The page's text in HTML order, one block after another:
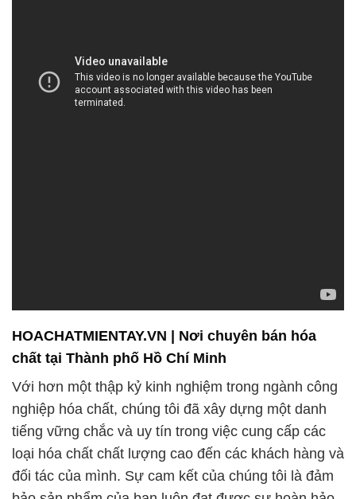
bảo sản phẩm của bạn luôn đạt được sự hoàn hảo
Chúng tôi cung cấp một loạt các sản phẩm hóa chất
đa dạng, từ hóa chất công nghiệp cơ bản cho sản
xuất, chế biến, đến các sản phẩm chất lượng cao
được sử dụng trong lĩnh vực y tế, thực phẩm và
động cơ. Bất kể bạn là một doanh nghiệp công
nghiệp lớn, một nhà sản xuất thực phẩm, hay một
phòng thí nghiệm nghiên cứu, chúng tôi có những